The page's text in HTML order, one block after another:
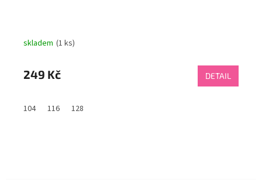
skladem (1 ks)
249 Kč DETAIL
104 116 128